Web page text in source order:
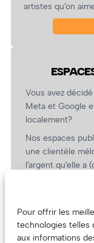
Pour offrir les
technologies telles
aux informations
artistes qu’on
Vous avez
Meta et Google
localement?
Nos espaces
une clientèle
l’argent qu’elle
revient.
(Oui, on va avoir